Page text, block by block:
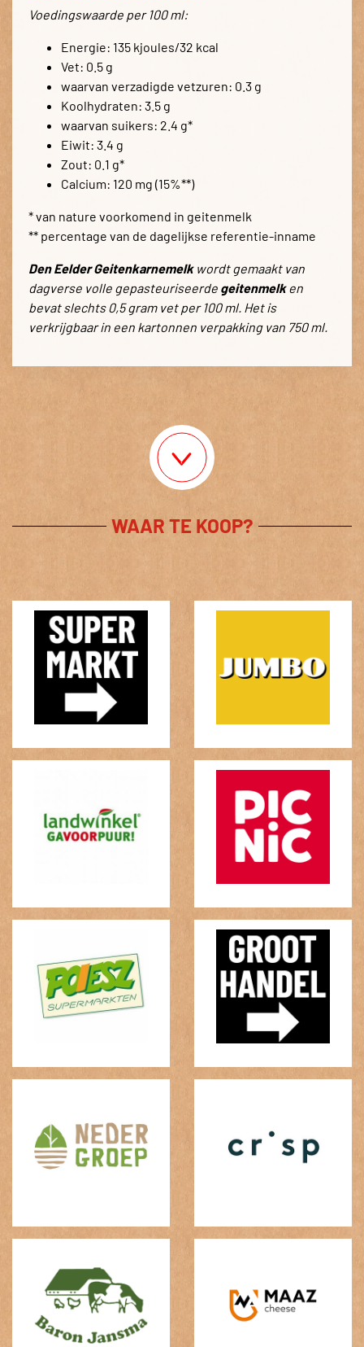
Voedingswaarde per 100 ml:
Energie: 135 kjoules/32 kcal
Vet: 0.5 g
waarvan verzadigde vetzuren: 0.3 g
Koolhydraten: 3.5 g
waarvan suikers: 2.4 g*
Eiwit: 3.4 g
Zout: 0.1 g*
Calcium: 120 mg (15%**)
* van nature voorkomend in geitenmelk
** percentage van de dagelijkse referentie-inname
Den Eelder Geitenkarnemelkwordt gemaakt van
dagverse volle gepasteuriseerde geitenmelken
bevat slechts 0,5 gram vet per 100 ml. Het is
verkrijgbaar in een kartonnen verpakking van 750 ml.
WAAR TE KOOP?